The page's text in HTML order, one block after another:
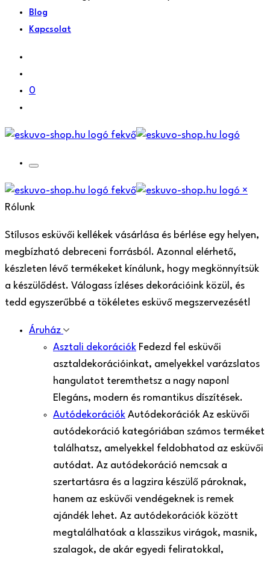
Blog
Kapcsolat
0
×
Rólunk
Stílusos esküvői kellékek vásárlása és bérlése egy helyen,
megbízható debreceni forrásból. Azonnal elérhető,
készleten lévő termékeket kínálunk, hogy megkönnyítsük
a készülődést. Válogass ízléses dekorációink közül, és
tedd egyszerűbbé a tökéletes esküvő megszervezését!
Áruház
Asztali dekorációk Fedezd fel esküvői
asztaldekorációinkat, amelyekkel varázslatos
hangulatot teremthetsz a nagy napon!
Elegáns, modern és romantikus díszítések.
Autódekorációk Autódekorációk Az esküvői
autódekoráció kategóriában számos terméket
találhatsz, amelyekkel feldobhatod az esküvői
autódat. Az autódekoráció nemcsak a
szertartásra és a lagzira készülő pároknak,
hanem az esküvői vendégeknek is remek
ajándék lehet. Az autódekorációk között
megtalálhatóak a klasszikus virágok, masnik,
szalagok, de akár egyedi feliratokkal,